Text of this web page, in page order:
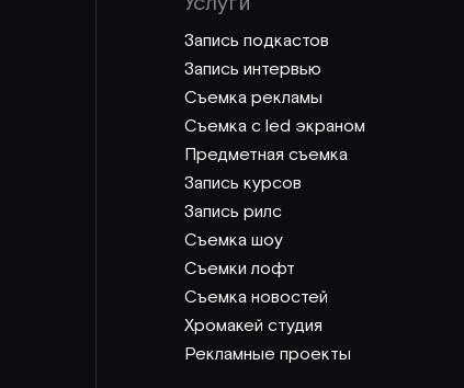
Запись подкастов
Запись интервью
Съемка рекламы
Съемка с led экраном
Предметная съемка
Запись курсов
Запись рилс
Съемка шоу
Съемки лофт
Съемка новостей
Хромакей студия
Рекламные проекты